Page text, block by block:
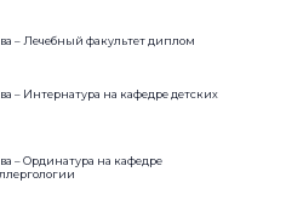
– Лечебный факультет диплом
– Интернатура на кафедре детских
– Ординатура на кафедре